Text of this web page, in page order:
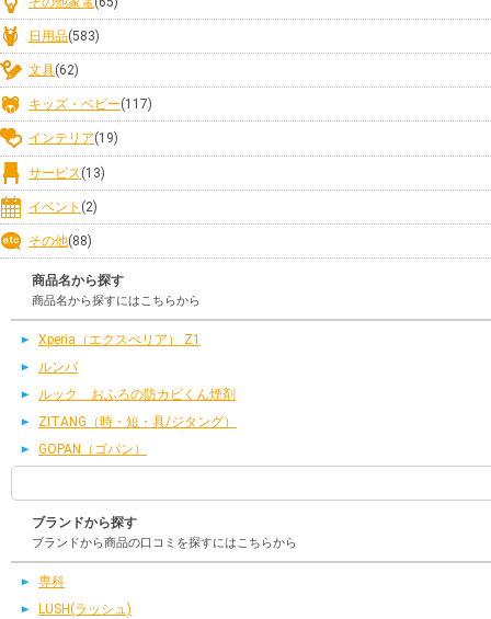
日用品(583)
文具(62)
キッズ・ベビー(117)
インテリア(19)
サービス (13)
イベント (2)
その他(88)
商品名から探す
商品名から探すにはこちらから
Xperia（エクスぺリア） Z1
ルンバ
ルック おふろの防カビくん煙剤
ZITANG（時・短・具/ジタング）
GOPAN（ゴパン）
ブランドから探す
ブランドから商品の口コミを探すにはこちらから
専科
LUSH(ラッシュ)